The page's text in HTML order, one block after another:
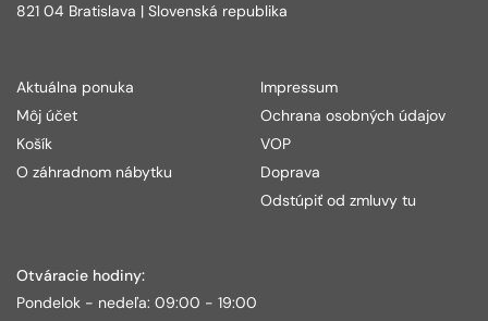
821 04 Bratislava | Slovenská republika
Aktuálna ponuka
Môj účet
Košík
O záhradnom nábytku
Impressum
Ochrana osobných údajov
VOP
Doprava
Odstúpiť od zmluvy tu
Otváracie hodiny:
Pondelok - nedeľa: 09:00 - 19:00